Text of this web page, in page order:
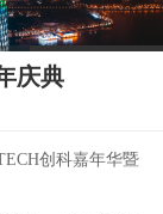
庆典
创科嘉年华暨